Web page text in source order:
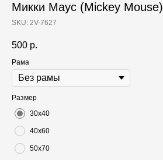
Микки Маус (Mickey Mouse)
SKU: 2V-7627
500 р.
Рама
Размер
30х40
40х60
50х70